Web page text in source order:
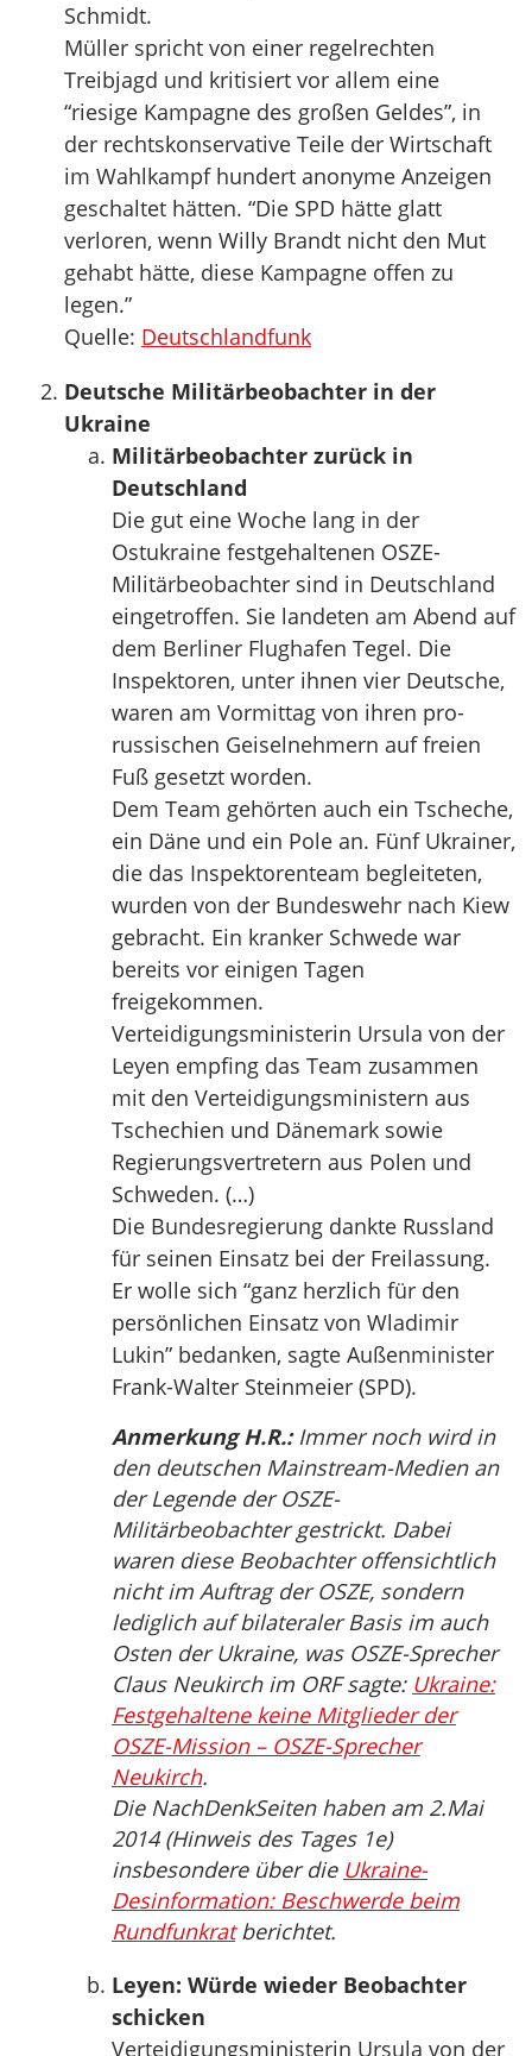
Schmidt.
Müller spricht von einer regelrechten
Treibjagd und kritisiert vor allem eine
“riesige Kampagne des großen Geldes”, in
der rechtskonservative Teile der Wirtschaft
im Wahlkampf hundert anonyme Anzeigen
geschaltet hätten. “Die SPD hätte glatt
verloren, wenn Willy Brandt nicht den Mut
gehabt hätte, diese Kampagne offen zu
legen.”
Quelle: Deutschlandfunk
Deutsche Militärbeobachter in der
Ukraine
Militärbeobachter zurück in
Deutschland
Die gut eine Woche lang in der
Ostukraine festgehaltenen OSZE-
Militärbeobachter sind in Deutschland
eingetroffen. Sie landeten am Abend auf
dem Berliner Flughafen Tegel. Die
Inspektoren, unter ihnen vier Deutsche,
waren am Vormittag von ihren pro-
russischen Geiselnehmern auf freien
Fuß gesetzt worden.
Dem Team gehörten auch ein Tscheche,
ein Däne und ein Pole an. Fünf Ukrainer,
die das Inspektorenteam begleiteten,
wurden von der Bundeswehr nach Kiew
gebracht. Ein kranker Schwede war
bereits vor einigen Tagen
freigekommen.
Verteidigungsministerin Ursula von der
Leyen empfing das Team zusammen
mit den Verteidigungsministern aus
Tschechien und Dänemark sowie
Regierungsvertretern aus Polen und
Schweden. (…)
Die Bundesregierung dankte Russland
für seinen Einsatz bei der Freilassung.
Er wolle sich “ganz herzlich für den
persönlichen Einsatz von Wladimir
Lukin” bedanken, sagte Außenminister
Frank-Walter Steinmeier (SPD).
Anmerkung H.R.:Immer noch wird in
den deutschen Mainstream-Medien an
der Legende der OSZE-
Militärbeobachter gestrickt. Dabei
waren diese Beobachter offensichtlich
nicht im Auftrag der OSZE, sondern
lediglich auf bilateraler Basis im auch
Osten der Ukraine, was OSZE-Sprecher
Claus Neukirch im ORF sagte: Ukraine:
Festgehaltene keine Mitglieder der
OSZE-Mission – OSZE-Sprecher
Neukirch.
Die NachDenkSeiten haben am 2.Mai
2014 (Hinweis des Tages 1e)
insbesondere über die Ukraine-
Desinformation: Beschwerde beim
Rundfunkratberichtet.
Leyen: Würde wieder Beobachter
schicken
Verteidigungsministerin Ursula von der